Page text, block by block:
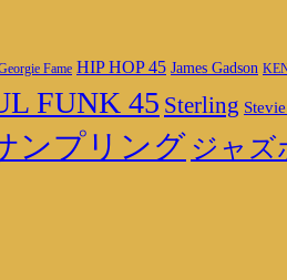
Fame HIP HOP 45 James Gadson
FUNK 45 Sterling
ンプリング ジャズ